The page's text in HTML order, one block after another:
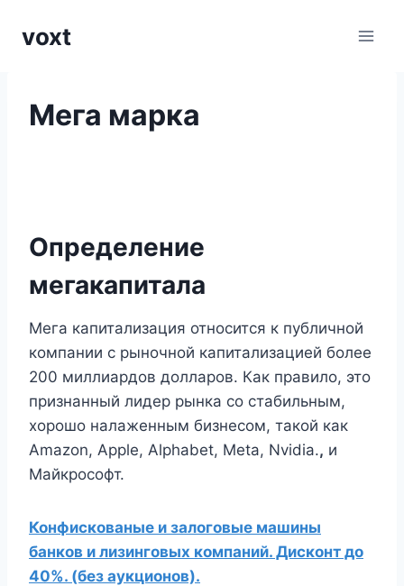
voxt
Мега марка
Определение
мегакапитала
Мега капитализация относится к публичной
компании с рыночной капитализацией более
200 миллиардов долларов. Как правило, это
признанный лидер рынка со стабильным,
хорошо налаженным бизнесом, такой как
Amazon, Apple, Alphabet, Meta, Nvidia., и
Майкрософт.
Конфискованые и залоговые машины
банков и лизинговых компаний. Дисконт до
40%. (без аукционов).